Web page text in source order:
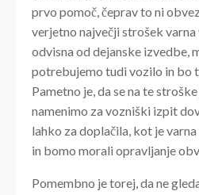
prvo pomoč, čeprav to ni
verjetno največji strošek varna
odvisna od dejanske izvedbe,
potrebujemo tudi vozilo in bo
Pametno je, da se na te
namenimo za vozniški izpit
lahko za doplačila, kot je
in bomo morali opravljanje
Pomembno je torej, da ne